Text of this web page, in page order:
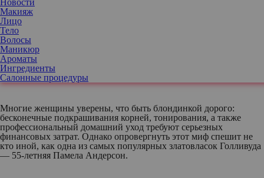
Новости
Макияж
Лицо
Тело
Волосы
Маникюр
Ароматы
Ингредиенты
Салонные процедуры
В своем биографическом фильме, которого ждут миллионы ее
фанатов, культовая актриса и модель грозится раскрыть массу
секретов о своей жизни. Однако многих ее фанатов волнует
вопрос, который явно останется без ответа: как дива добивается
своего фирменного блонда.
Многие женщины уверены, что быть блондинкой дорого:
бесконечные подкрашивания корней, тонирования, а также
профессиональный домашний уход требуют серьезных
финансовых затрат. Однако опровергнуть этот миф спешит не
кто иной, как одна из самых популярных златовласок Голливуда
— 55-летняя Памела Андерсон.